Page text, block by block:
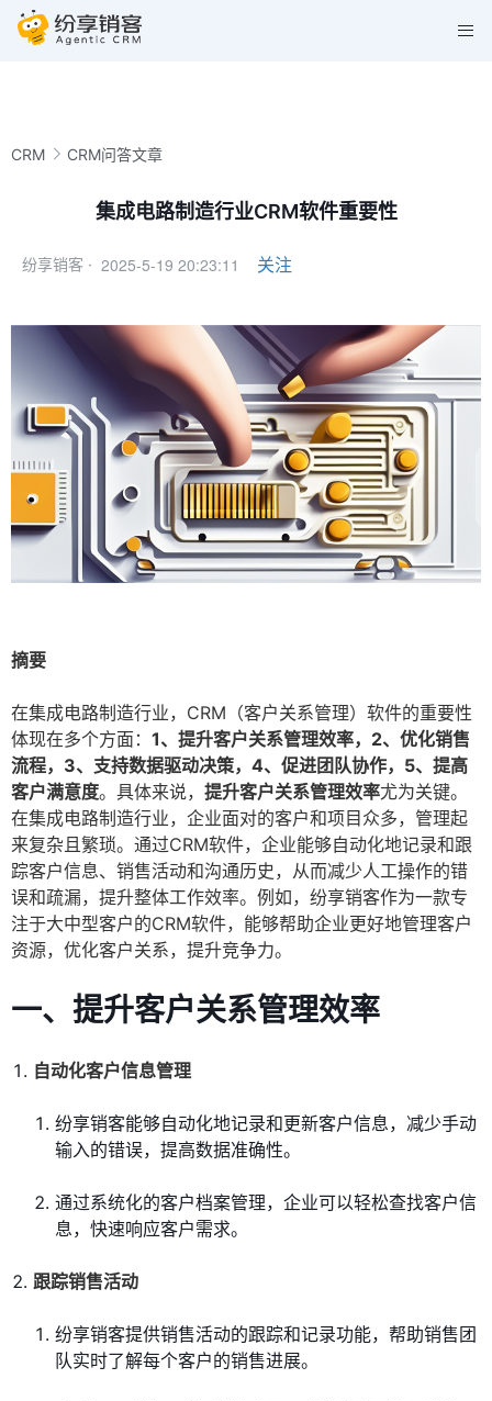
CRM CRM问答文章
集成电路制造行业CRM软件重要性
纷享销客 · 2025-5-19 20:23:11 关注
摘要
在集成电路制造行业，CRM（客户关系管理）软件的重要性
体现在多个方面： 1、提升客户关系管理效率，2、优化销售
流程，3、支持数据驱动决策，4、促进团队协作，5、提高
客户满意度。具体来说， 提升客户关系管理效率尤为关键。
在集成电路制造行业，企业面对的客户和项目众多，管理起
来复杂且繁琐。通过CRM软件，企业能够自动化地记录和跟
踪客户信息、销售活动和沟通历史，从而减少人工操作的错
误和疏漏，提升整体工作效率。例如，纷享销客作为一款专
注于大中型客户的CRM软件，能够帮助企业更好地管理客户
资源，优化客户关系，提升竞争力。
一、提升客户关系管理效率
自动化客户信息管理
纷享销客能够自动化地记录和更新客户信息，减少手动
输入的错误，提高数据准确性。
通过系统化的客户档案管理，企业可以轻松查找客户信
息，快速响应客户需求。
跟踪销售活动
纷享销客提供销售活动的跟踪和记录功能，帮助销售团
队实时了解每个客户的销售进展。